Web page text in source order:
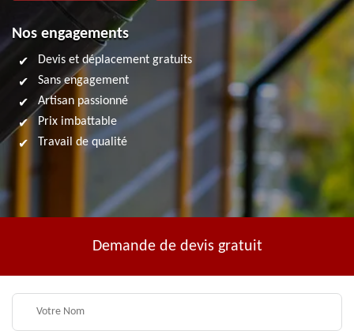
Nos engagements
Devis et déplacement gratuits
Sans engagement
Artisan passionné
Prix imbattable
Travail de qualité
Demande de devis gratuit